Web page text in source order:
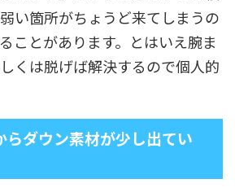
い箇所がちょうど来てしまうの
ことがあります。とはいえ腕ま
くは脱げば解決するので個人的
らダウン素材が少し出てい